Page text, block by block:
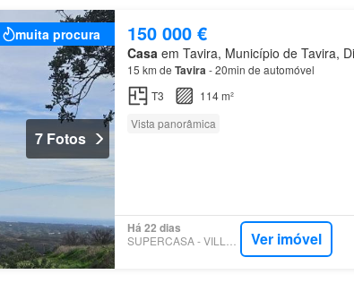
muita procura
7 Fotos
150 000 €
Casa em Tavira, Município de Tavira,
15 km de Tavira- 20min de automóvel
T3
114 m²
Vista panorâmica
Há 22 dias
Ver imóvel